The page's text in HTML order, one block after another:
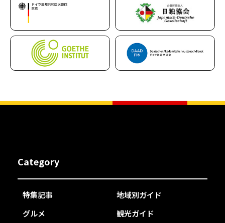
Category
特集記事
地域別ガイド
グルメ
観光ガイド